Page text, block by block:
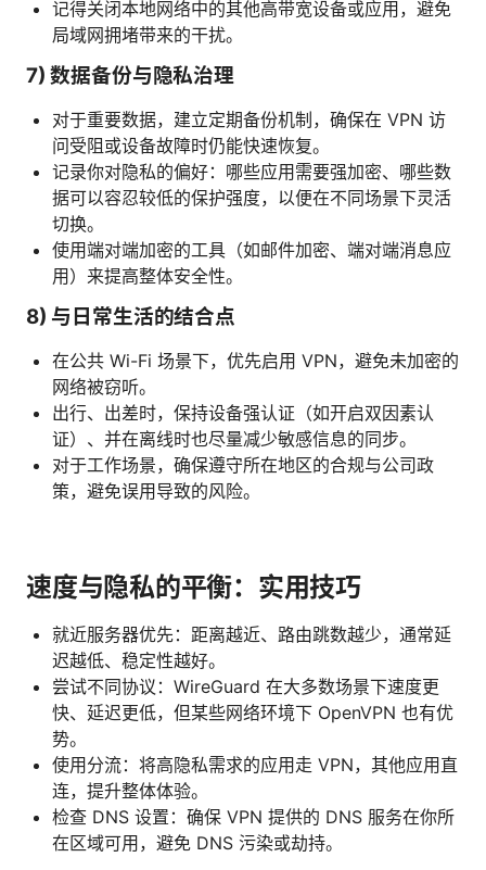
记得关闭本地网络中的其他高带宽设备或应用，避免
局域网拥堵带来的干扰。
7) 数据备份与隐私治理
对于重要数据，建立定期备份机制，确保在 VPN 访
问受阻或设备故障时仍能快速恢复。
记录你对隐私的偏好：哪些应用需要强加密、哪些数
据可以容忍较低的保护强度，以便在不同场景下灵活
切换。
使用端对端加密的工具（如邮件加密、端对端消息应
用）来提高整体安全性。
8) 与日常生活的结合点
在公共 Wi-Fi 场景下，优先启用 VPN，避免未加密的
网络被窃听。
出行、出差时，保持设备强认证（如开启双因素认
证）、并在离线时也尽量减少敏感信息的同步。
对于工作场景，确保遵守所在地区的合规与公司政
策，避免误用导致的风险。
速度与隐私的平衡：实用技巧
就近服务器优先：距离越近、路由跳数越少，通常延
迟越低、稳定性越好。
尝试不同协议：WireGuard 在大多数场景下速度更
快、延迟更低，但某些网络环境下 OpenVPN 也有优
势。
使用分流：将高隐私需求的应用走 VPN，其他应用直
连，提升整体体验。
检查 DNS 设置：确保 VPN 提供的 DNS 服务在你所
在区域可用，避免 DNS 污染或劫持。